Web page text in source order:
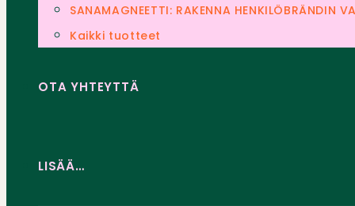
SANAMAGNEETTI: RAKENNA HENKILÖBRÄNDIN
Kaikki tuotteet
OTA YHTEYTTÄ
LISÄÄ…